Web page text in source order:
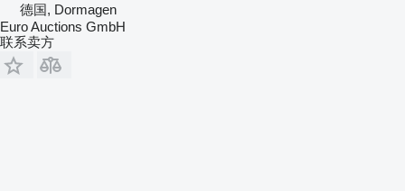
德国, Dormagen
Euro Auctions GmbH
联系卖方